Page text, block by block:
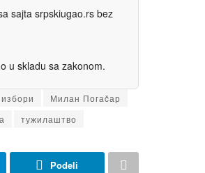
sajta srpskiugao.rs bez
u skladu sa zakonom.
избори
Милан Погаčар
тужилаштво
Podeli